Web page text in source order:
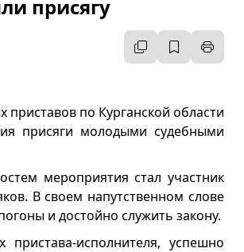
присягу
по Курганской области
присяги молодыми судебными
мероприятия стал участник
В своем напутственном слове
и достойно служить закону.
исполнителя, успешно